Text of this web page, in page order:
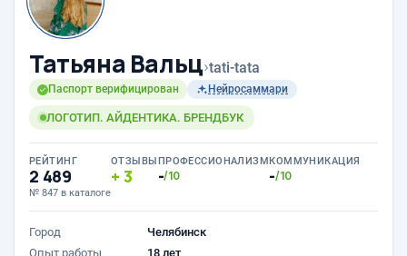
Татьяна Вальц›tati-tata
Паспорт верифицирован Нейросаммари
ЛОГОТИП. АЙДЕНТИКА. БРЕНДБУК
РЕЙТИНГ
2 489
№ 847 в каталоге
ОТЗЫВЫ
3
ПРОФЕССИОНАЛИЗМ
-/10
КОММУНИКАЦИЯ
-/10
Город
Челябинск
Опыт работы
18 лет